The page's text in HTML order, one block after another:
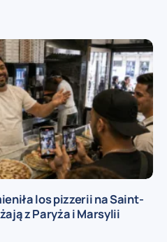
los pizzerii na Saint-
z Paryża i Marsylii